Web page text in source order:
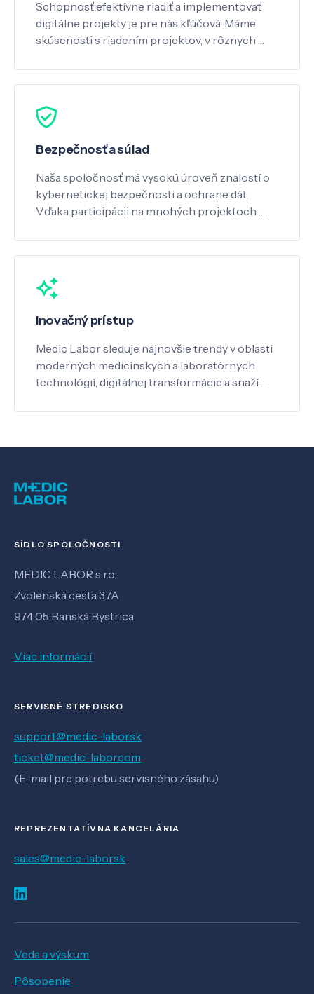
Schopnosť efektívne riadiť a implementovať
digitálne projekty je pre nás kľúčová. Máme
skúsenosti s riadením projektov, v rôznych …
Bezpečnosť a súlad
Naša spoločnosť má vysokú úroveň znalostí o
kybernetickej bezpečnosti a ochrane dát.
Vďaka participácii na mnohých projektoch …
Inovačný prístup
Medic Labor sleduje najnovšie trendy v oblasti
moderných medicínskych a laboratórnych
technológií, digitálnej transformácie a snaží …
SÍDLO SPOLOČNOSTI
MEDIC LABOR s.r.o.
Zvolenská cesta 37A
974 05 Banská Bystrica
Viac informácií
SERVISNÉ STREDISKO
support@medic-labor.sk
ticket@medic-labor.com
(E-mail pre potrebu servisného zásahu)
REPREZENTATÍVNA KANCELÁRIA
sales@medic-labor.sk
Veda a výskum
Pôsobenie